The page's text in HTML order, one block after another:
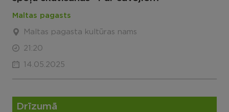
Maltas pagasts
Maltas pagasta kultūras nams
21:20
14.05.2025
Drīzumā